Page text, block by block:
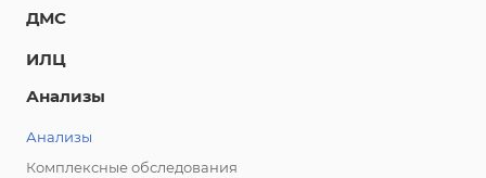
ДМС
ИЛЦ
Анализы
Анализы
Комплексные обследования